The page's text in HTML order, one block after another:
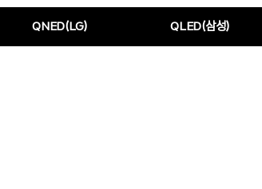
QNED(LG) QLED(삼성)